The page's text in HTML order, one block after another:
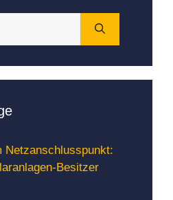
Netzanschlusspunkt:
Besitzer